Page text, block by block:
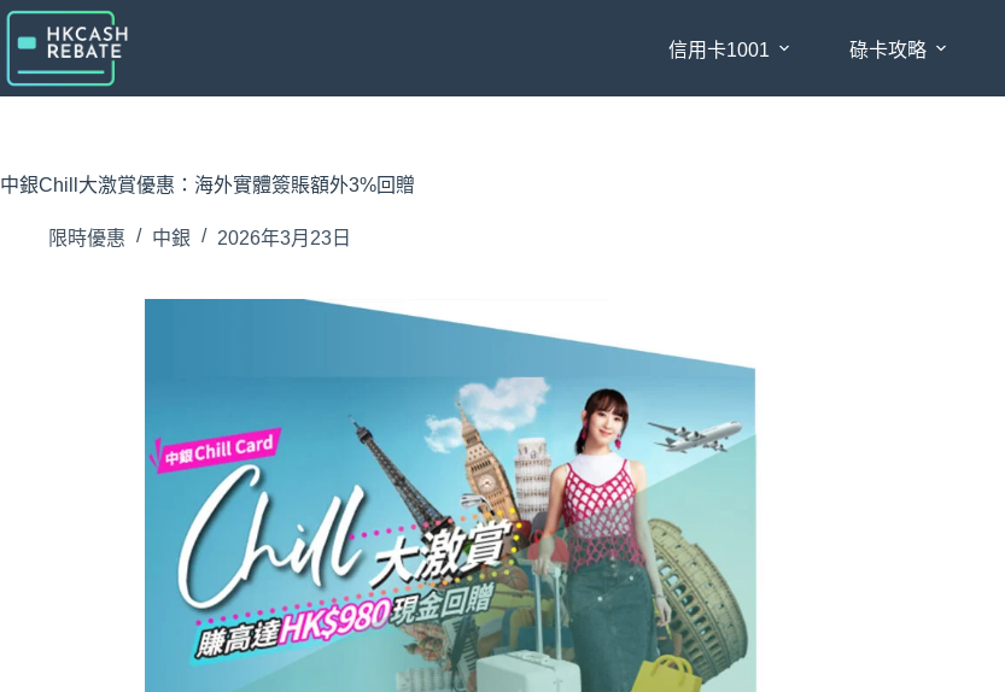
跳
至
主
要
信用卡1001 碌卡攻略
中銀Chill大激賞優惠：海外實體簽賬額外3%回贈
限時優惠 中銀 2026年3月23日